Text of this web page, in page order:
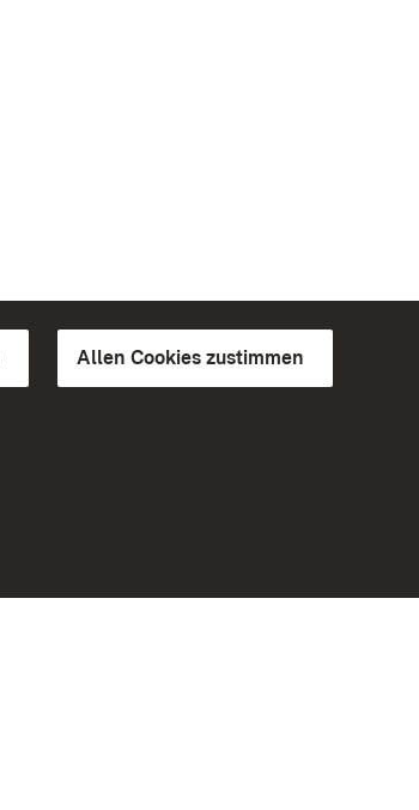
Allen Cookies zustimmen